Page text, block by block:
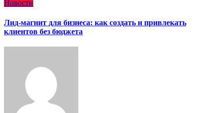
Новости
Лид-магнит для бизнеса: как создать и привлекать
клиентов без бюджета